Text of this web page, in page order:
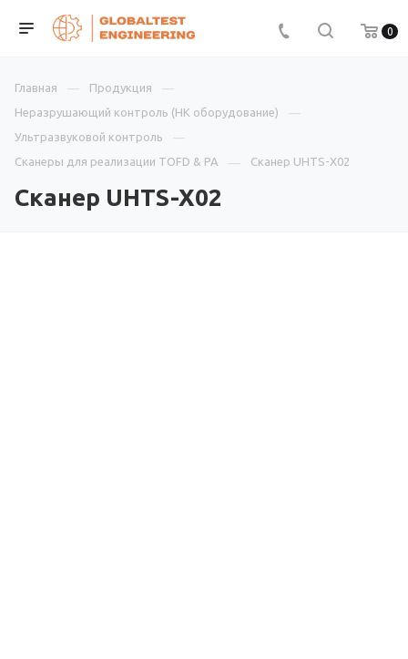
0
Главная
Продукция
Неразрушающий контроль (НК оборудование)
Ультразвуковой контроль
Сканеры для реализации TOFD & PA
Сканер UHTS-X02
Сканер UHTS-X02